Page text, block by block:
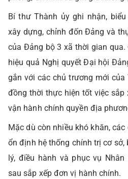
Bí thư Thành ủy ghi nhận,
xây dựng, chỉnh đốn Đảng và
của Đảng bộ 3 xã thời gian
hiệu quả Nghị quyết Đại hội
gắn với các chủ trương mới của
đồng thời thực hiện tốt việc sắp
vận hành chính quyền địa
Mặc dù còn nhiều khó khăn,
ổn định hệ thống chính trị cơ
lý, điều hành và phục vụ
sau sắp xếp đơn vị hành chính.